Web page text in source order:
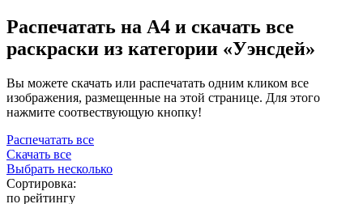
Распечатать на А4 и скачать все
раскраски из категории «Уэнсдей»
Вы можете скачать или распечатать одним кликом все
изображения, размещенные на этой странице. Для этого
нажмите соотвествующую кнопку!
Распечатать все
Скачать все
Выбрать несколько
Сортировка:
по рейтингу